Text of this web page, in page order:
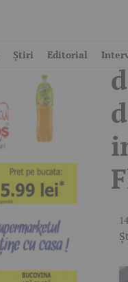
Știri Editorial